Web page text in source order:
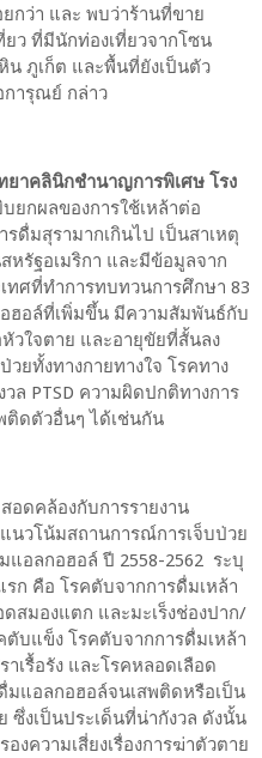
กว่า และ พบว่าร้านที่ขาย
ว ที่มีนักท่องเที่ยวจากโซน
น ภูเก็ต และพื้นที่ยังเป็นตัว
การุณย์ กล่าว
าคลินิกชำนาญการพิเศษ โรง
ยกผลของการใช้เหล้าต่อ
ดื่มสุรามากเกินไป เป็นสาเหตุ
หรัฐอเมริกา และมีข้อมูลจาก
ทศที่ทำการทบทวนการศึกษา 83
ฮอล์ที่เพิ่มขึ้น มีความสัมพันธ์กับ
วใจตาย และอายุขัยที่สั้นลง
ยทั้งทางกายทางใจ โรคทาง
ล PTSD ความผิดปกติทางการ
ติดตัวอื่นๆ ได้เช่นกัน
อดคล้องกับการรายงาน
นวโน้มสถานการณ์การเจ็บป่วย
แอลกอฮอล์ ปี 2558-2562 ระบุ
ก คือ โรคตับจากการดื่มเหล้า
สมองแตก และมะเร็งช่องปาก/
บแข็ง โรคตับจากการดื่มเหล้า
เรื้อรัง และโรคหลอดเลือด
แอลกอฮอล์จนเสพติดหรือเป็น
งเป็นประเด็นที่น่ากังวล ดังนั้น
งความเสี่ยงเรื่องการฆ่าตัวตาย